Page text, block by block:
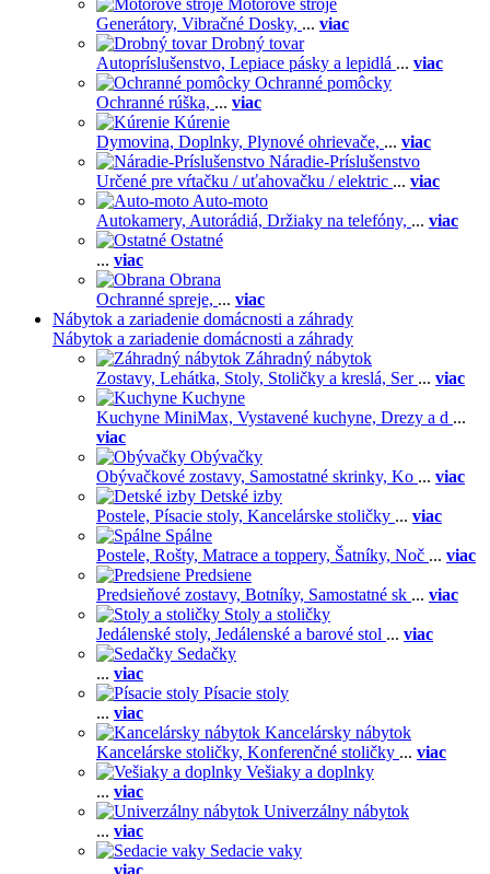
Motorové stroje
Generátory, Vibračné Dosky, ... viac
Drobný tovar
Autopríslušenstvo, Lepiace pásky a lepidlá ... viac
Ochranné pomôcky
Ochranné rúška, ... viac
Kúrenie
Dymovina, Doplnky, Plynové ohrievače, ... viac
Náradie-Príslušenstvo
Určené pre vŕtačku / uťahovačku / elektric ... viac
Auto-moto
Autokamery, Autorádiá, Držiaky na telefóny, ... viac
Ostatné
... viac
Obrana
Ochranné spreje, ... viac
Nábytok a zariadenie domácnosti a záhrady
Nábytok a zariadenie domácnosti a záhrady
Záhradný nábytok
Zostavy, Lehátka, Stoly, Stoličky a kreslá, Ser ... viac
Kuchyne
Kuchyne MiniMax, Vystavené kuchyne, Drezy a d ...
viac
Obývačky
Obývačkové zostavy, Samostatné skrinky, Ko ... viac
Detské izby
Postele, Písacie stoly, Kancelárske stoličky ... viac
Spálne
Postele, Rošty, Matrace a toppery, Šatníky, Noč ... viac
Predsiene
Predsieňové zostavy, Botníky, Samostatné sk ... viac
Stoly a stoličky
Jedálenské stoly, Jedálenské a barové stol ... viac
Sedačky
... viac
Písacie stoly
... viac
Kancelársky nábytok
Kancelárske stoličky, Konferenčné stoličky ... viac
Vešiaky a doplnky
... viac
Univerzálny nábytok
... viac
Sedacie vaky
... viac